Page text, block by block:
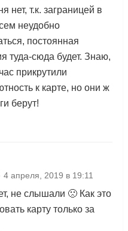
нет, т.к. заграницей в
неудобно
постоянная
туда-сюда будет. Знаю,
прикрутили
к карте, но они ж
берут!
4 апреля, 2019 в 19:11
не слышали 🙁 Как это
карту только за